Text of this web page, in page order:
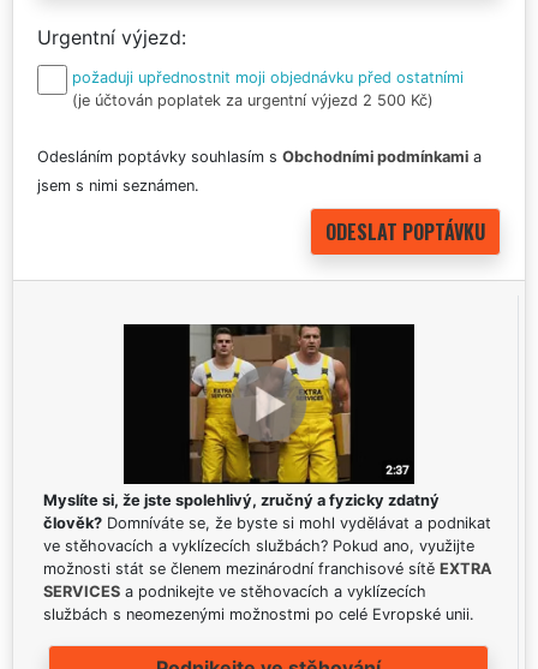
Urgentní výjezd
požaduji upřednostnit moji objednávku před ostatními
(je účtován poplatek za urgentní výjezd 2 500 Kč)
Odesláním poptávky souhlasím s Obchodními podmínkami a
jsem s nimi seznámen.
Myslíte si, že jste spolehlivý, zručný a fyzicky zdatný
člověk? Domníváte se, že byste si mohl vydělávat a podnikat
ve stěhovacích a vyklízecích službách? Pokud ano, využijte
možnosti stát se členem mezinárodní franchisové sítě EXTRA
SERVICES a podnikejte ve stěhovacích a vyklízecích
službách s neomezenými možnostmi po celé Evropské unii.